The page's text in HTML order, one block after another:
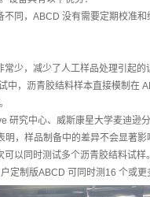
不同，ABCD 没有需要定期校准
少，减少了人工样品处理引起的
中，沥青胶结料样本直接模制在
研究中心、威斯康星大学麦迪逊
，样品制备中的差异不会显著影
可以同时测试多个沥青胶结料试样
定制版ABCD 可同时测16 个或更